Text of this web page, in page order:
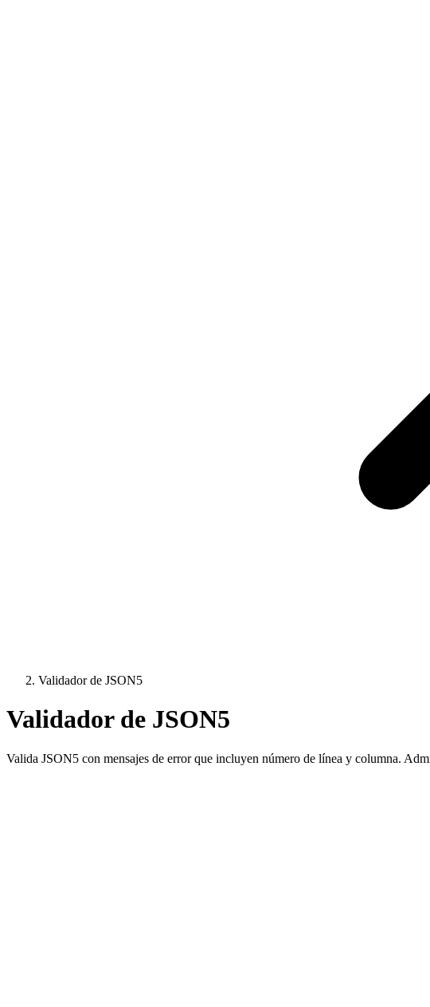
Validador de JSON5
Validador de JSON5
Valida JSON5 con mensajes de error que incluyen número de línea y columna.